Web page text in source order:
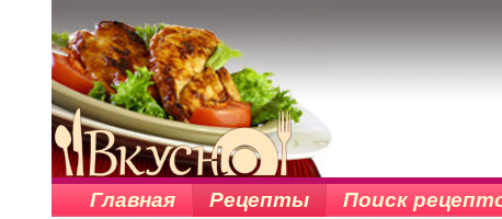
Главная Рецепты Поиск